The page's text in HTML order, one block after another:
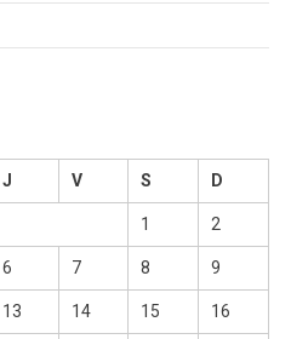
J V S D
1 2
6 7 8 9
13 14 15 16